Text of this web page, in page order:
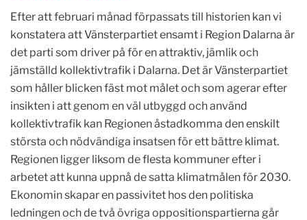
Efter att februari månad förpassats till historien kan vi
konstatera att Vänsterpartiet ensamt i Region Dalarna är
det parti som driver på för en attraktiv, jämlik och
jämställd kollektivtrafik i Dalarna. Det är Vänsterpartiet
som håller blicken fäst mot målet och som agerar efter
insikten i att genom en väl utbyggd och använd
kollektivtrafik kan Regionen åstadkomma den enskilt
största och nödvändiga insatsen för ett bättre klimat.
Regionen ligger liksom de flesta kommuner efter i
arbetet att kunna uppnå de satta klimatmålen för 2030.
Ekonomin skapar en passivitet hos den politiska
ledningen och de två övriga oppositionspartierna går